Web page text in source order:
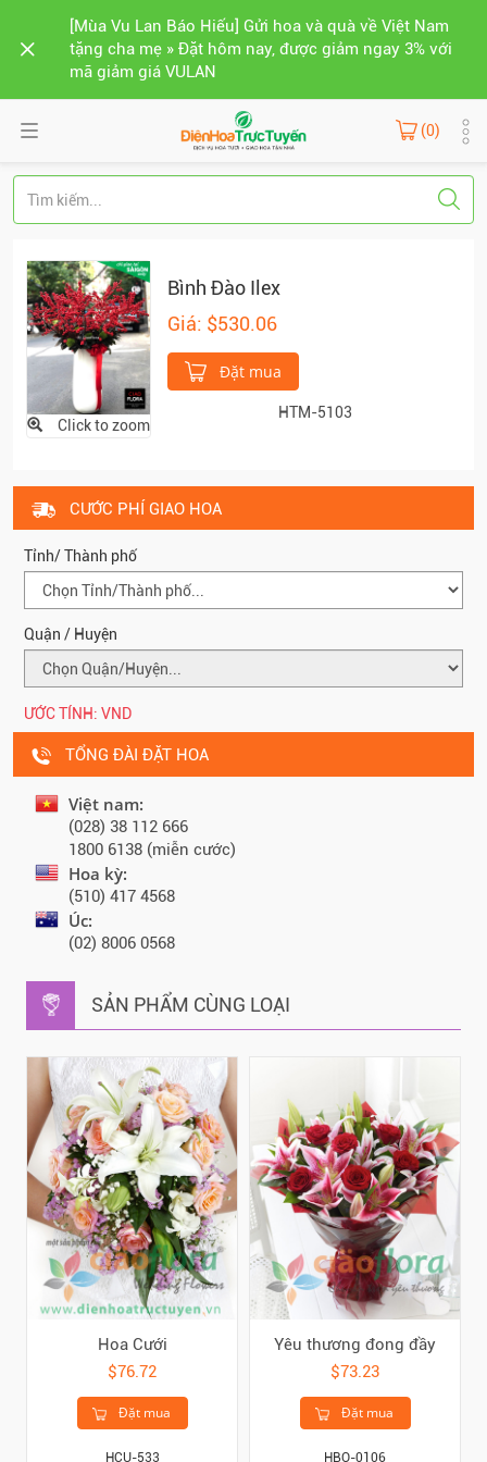
[Mùa Vu Lan Báo Hiếu] Gửi hoa và quà về Việt Nam
tặng cha mẹ » Đặt hôm nay, được giảm ngay 3% với
mã giảm giá VULAN
(0)
Click to zoom
Bình Đào Ilex
Giá: $530.06
Đặt mua
HTM-5103
CƯỚC PHÍ GIAO HOA
Tỉnh/ Thành phố
Quận / Huyện
ƯỚC TÍNH: VND
TỔNG ĐÀI ĐẶT HOA
Việt nam:
(028) 38 112 666
1800 6138 (miễn cước)
Hoa kỳ:
(510) 417 4568
Úc:
(02) 8006 0568
SẢN PHẨM CÙNG LOẠI
Hoa Cưới
$76.72
Đặt mua
HCU-533
Yêu thương đong đầy
$73.23
Đặt mua
HBO-0106